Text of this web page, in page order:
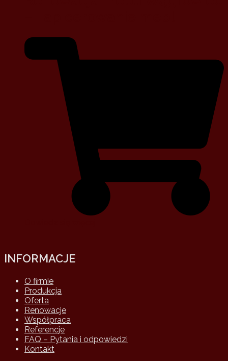
INFORMACJE
O firmie
Produkcja
Oferta
Renowacje
Współpraca
Referencje
FAQ – Pytania i odpowiedzi
Kontakt